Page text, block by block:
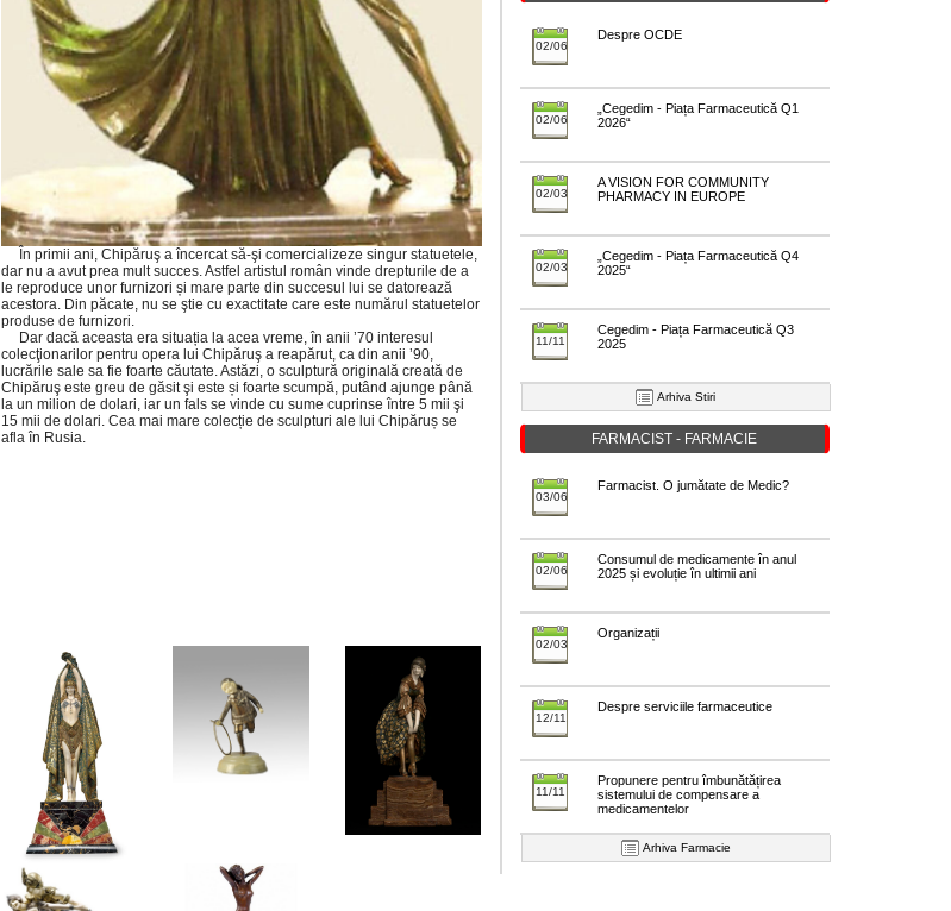
În primii ani, Chipăruş a încercat să-şi comercializeze singur statuetele,
dar nu a avut prea mult succes. Astfel artistul român vinde drepturile de a
le reproduce unor furnizori și mare parte din succesul lui se datorează
acestora. Din păcate, nu se ştie cu exactitate care este numărul statuetelor
produse de furnizori.
Dar dacă aceasta era situația la acea vreme, în anii ’70 interesul
colecţionarilor pentru opera lui Chipăruş a reapărut, ca din anii ’90,
lucrările sale sa fie foarte căutate. Astăzi, o sculptură originală creată de
Chipăruş este greu de găsit şi este și foarte scumpă, putând ajunge până
la un milion de dolari, iar un fals se vinde cu sume cuprinse între 5 mii şi
15 mii de dolari. Cea mai mare colecție de sculpturi ale lui Chipăruș se
afla în Rusia.
02/06
Despre OCDE
02/06
„Cegedim - Piața Farmaceutică Q1
2026“
02/03
A VISION FOR COMMUNITY
PHARMACY IN EUROPE
02/03
„Cegedim - Piața Farmaceutică Q4
2025“
11/11
Cegedim - Piața Farmaceutică Q3
2025
Arhiva Stiri
FARMACIST - FARMACIE
03/06
Farmacist. O jumătate de Medic?
02/06
Consumul de medicamente în anul
2025 și evoluție în ultimii ani
02/03
Organizații
12/11
Despre serviciile farmaceutice
11/11
Propunere pentru îmbunătățirea
sistemului de compensare a
medicamentelor
Arhiva Farmacie